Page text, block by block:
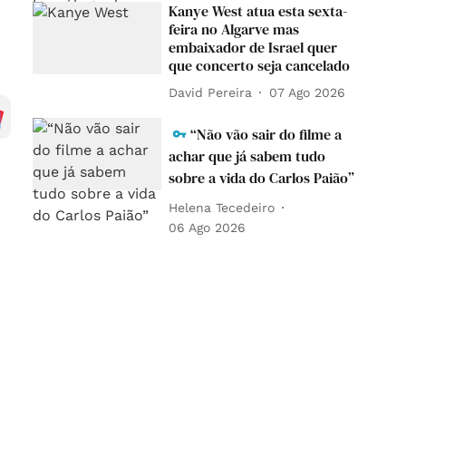
Kanye West atua esta sexta-
feira no Algarve mas
embaixador de Israel quer
que concerto seja cancelado
David Pereira 07 Ago 2026
“Não vão sair do filme a
achar que já sabem tudo
sobre a vida do Carlos Paião”
Helena Tecedeiro
06 Ago 2026